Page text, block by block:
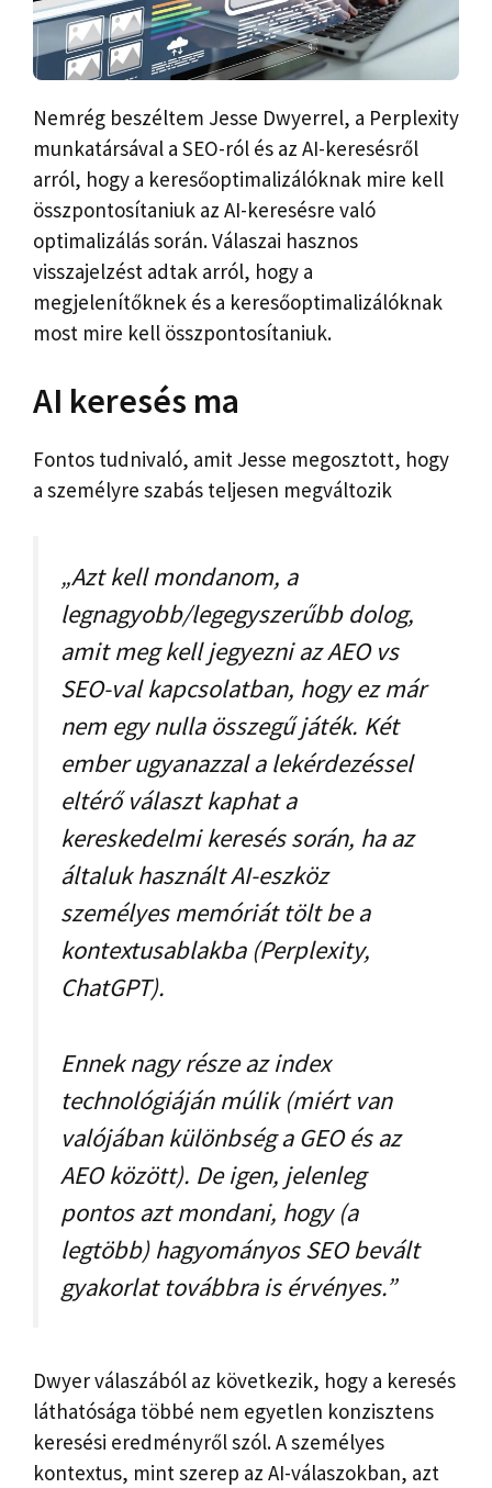
Nemrég beszéltem Jesse Dwyerrel, a Perplexity
munkatársával a SEO-ról és az AI-keresésről
arról, hogy a keresőoptimalizálóknak mire kell
összpontosítaniuk az AI-keresésre való
optimalizálás során. Válaszai hasznos
visszajelzést adtak arról, hogy a
megjelenítőknek és a keresőoptimalizálóknak
most mire kell összpontosítaniuk.
AI keresés ma
Fontos tudnivaló, amit Jesse megosztott, hogy
a személyre szabás teljesen megváltozik
„Azt kell mondanom, a
legnagyobb/legegyszerűbb dolog,
amit meg kell jegyezni az AEO vs
SEO-val kapcsolatban, hogy ez már
nem egy nulla összegű játék. Két
ember ugyanazzal a lekérdezéssel
eltérő választ kaphat a
kereskedelmi keresés során, ha az
általuk használt AI-eszköz
személyes memóriát tölt be a
kontextusablakba (Perplexity,
ChatGPT).
Ennek nagy része az index
technológiáján múlik (miért van
valójában különbség a GEO és az
AEO között). De igen, jelenleg
pontos azt mondani, hogy (a
legtöbb) hagyományos SEO bevált
gyakorlat továbbra is érvényes.”
Dwyer válaszából az következik, hogy a keresés
láthatósága többé nem egyetlen konzisztens
keresési eredményről szól. A személyes
kontextus, mint szerep az AI-válaszokban, azt